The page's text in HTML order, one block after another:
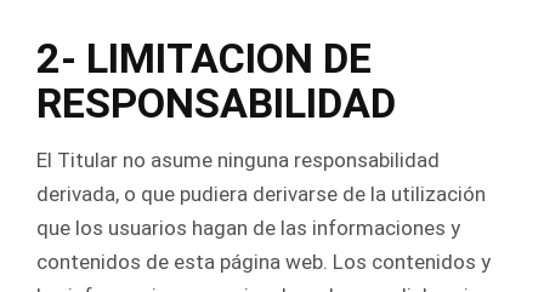
2- LIMITACION DE
RESPONSABILIDAD
El Titular no asume ninguna responsabilidad
derivada, o que pudiera derivarse de la utilización
que los usuarios hagan de las informaciones y
contenidos de esta página web. Los contenidos y